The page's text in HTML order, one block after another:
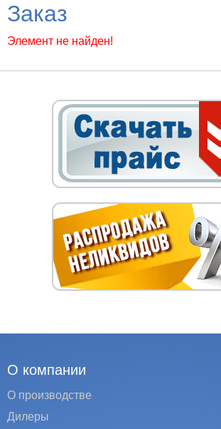
Заказ
Элемент не найден!
О компании
О производстве
Дилеры